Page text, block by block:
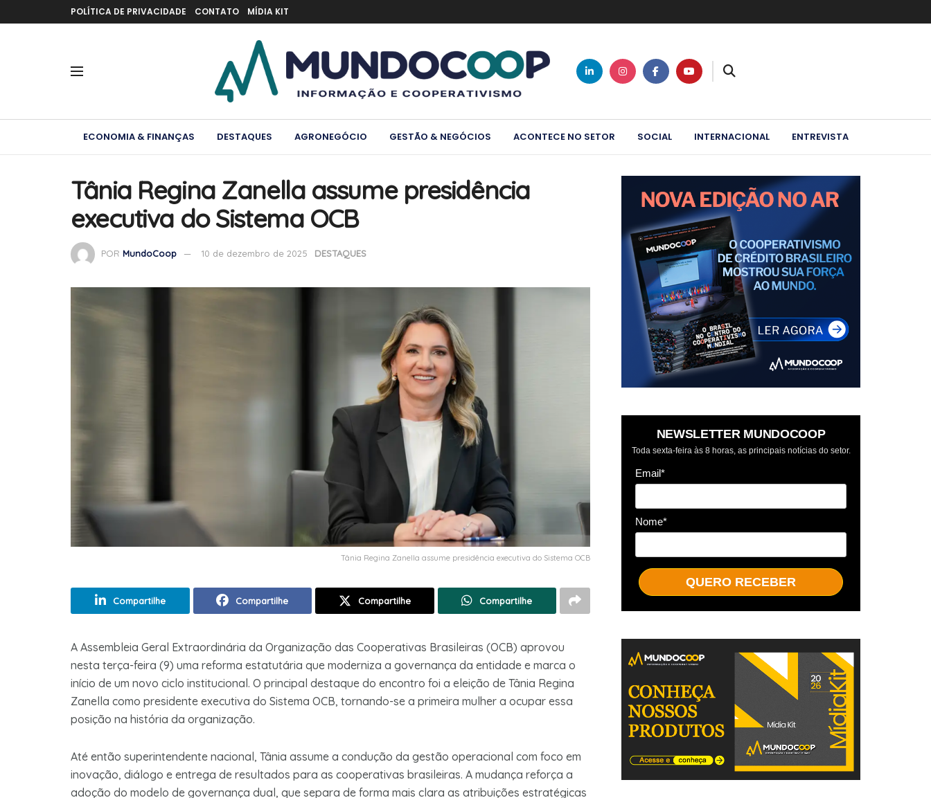
POLÍTICA DE PRIVACIDADE CONTATO MÍDIA KIT
ECONOMIA & FINANÇAS DESTAQUES AGRONEGÓCIO GESTÃO & NEGÓCIOS ACONTECE NO SETOR SOCIAL INTERNACIONAL ENTREVISTA
Tânia Regina Zanella assume presidência
executiva do Sistema OCB
POR MundoCoop 10 de dezembro de 2025 DESTAQUES
Tânia Regina Zanella assume presidência executiva do Sistema OCB
Compartilhe Compartilhe Compartilhe Compartilhe
A Assembleia Geral Extraordinária da Organização das Cooperativas Brasileiras (OCB) aprovou
nesta terça-feira (9) uma reforma estatutária que moderniza a governança da entidade e marca o
início de um novo ciclo institucional. O principal destaque do encontro foi a eleição de Tânia Regina
Zanella como presidente executiva do Sistema OCB, tornando-se a primeira mulher a ocupar essa
posição na história da organização.
Até então superintendente nacional, Tânia assume a condução da gestão operacional com foco em
inovação, diálogo e entrega de resultados para as cooperativas brasileiras. A mudança reforça a
adoção do modelo de governança dual, que separa de forma mais clara as atribuições estratégicas
NEWSLETTER MUNDOCOOP
Toda sexta-feira às 8 horas, as principais notícias do setor.
Email*
Nome*
QUERO RECEBER